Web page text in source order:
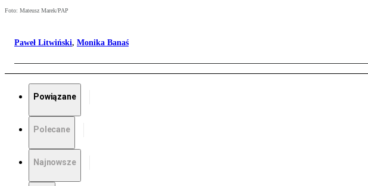
Foto: Mateusz Marek/PAP
Paweł Litwiński, Monika Banaś
Powiązane
Polecane
Najnowsze